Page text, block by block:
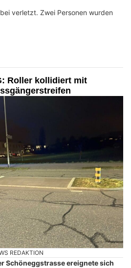
verletzt. Zwei Personen wurden
Roller kollidiert mit
REDAKTION
Schöneggstrasse ereignete sich